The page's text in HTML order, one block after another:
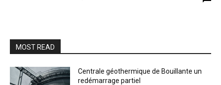
MOST READ
Centrale géothermique de Bouillante un
redémarrage partiel